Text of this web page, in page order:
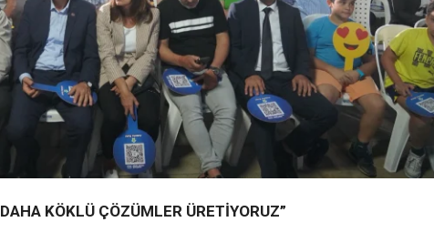
DAHA KÖKLÜ ÇÖZÜMLER ÜRETİYORUZ”